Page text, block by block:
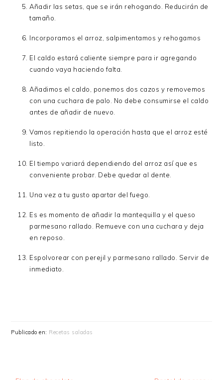
Añadir las setas, que se irán rehogando. Reducirán de
tamaño.
Incorporamos el arroz, salpimentamos y rehogamos
El caldo estará caliente siempre para ir agregando
cuando vaya haciendo falta.
Añadimos el caldo, ponemos dos cazos y removemos
con una cuchara de palo. No debe consumirse el caldo
antes de añadir de nuevo.
Vamos repitiendo la operación hasta que el arroz esté
listo.
El tiempo variará dependiendo del arroz así que es
conveniente probar. Debe quedar al dente.
Una vez a tu gusto apartar del fuego.
Es es momento de añadir la mantequilla y el queso
parmesano rallado. Remueve con una cuchara y deja
en reposo.
Espolvorear con perejil y parmesano rallado. Servir de
inmediato.
Publicado en: Recetas saladas